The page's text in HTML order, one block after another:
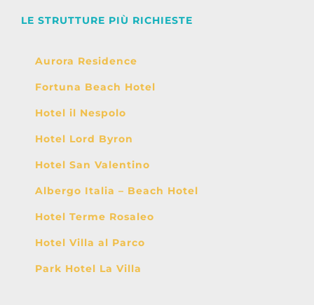
LE STRUTTURE PIÙ RICHIESTE
Aurora Residence
Fortuna Beach Hotel
Hotel il Nespolo
Hotel Lord Byron
Hotel San Valentino
Albergo Italia – Beach Hotel
Hotel Terme Rosaleo
Hotel Villa al Parco
Park Hotel La Villa